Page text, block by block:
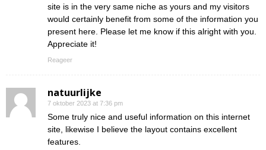
site is in the very same niche as yours and my visitors
would certainly benefit from some of the information you
present here. Please let me know if this alright with you.
Appreciate it!
Reageer
natuurlijke
7 oktober 2023 at 7:36 pm
Some truly nice and useful information on this internet
site, likewise I believe the layout contains excellent
features.